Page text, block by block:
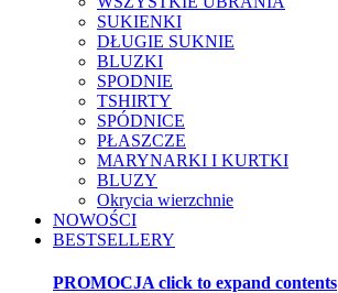
SUKIENKI
DŁUGIE SUKNIE
BLUZKI
SPODNIE
TSHIRTY
SPÓDNICE
PŁASZCZE
MARYNARKI I KURTKI
BLUZY
Okrycia wierzchnie
NOWOŚCI
BESTSELLERY
PROMOCJA click to expand contents